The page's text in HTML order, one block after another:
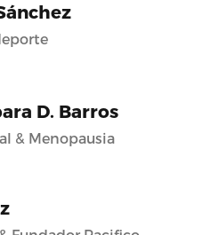
D. Barros
& Menopausia